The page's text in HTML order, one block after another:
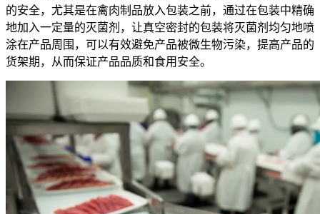
的安全，尤其是在禽肉制品放入包装之前，通过在包装中精确
地加入一定量的灭菌剂，让真空密封的包装将灭菌剂均匀地喷
涂在产品周围，可以有效避免产品被微生物污染，提高产品的
货架期，从而保证产品品质和食用安全。